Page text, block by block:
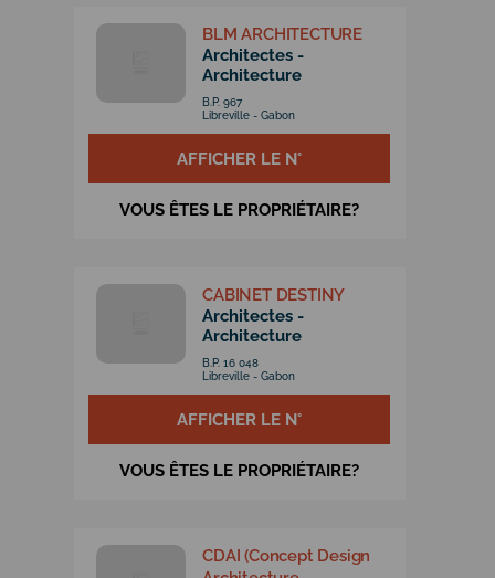
BLM ARCHITECTURE
Architectes -
Architecture
B.P. 967
Libreville - Gabon
AFFICHER LE N°
VOUS ÊTES LE PROPRIÉTAIRE?
CABINET DESTINY
Architectes -
Architecture
B.P. 16 048
Libreville - Gabon
AFFICHER LE N°
VOUS ÊTES LE PROPRIÉTAIRE?
CDAI (Concept Design